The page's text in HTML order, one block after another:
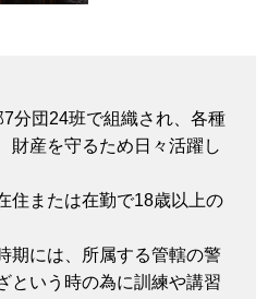
分団24班で組織され、各種
財産を守るため日々活躍し
住または在勤で18歳以上の
期には、所属する管轄の警
という時の為に訓練や講習